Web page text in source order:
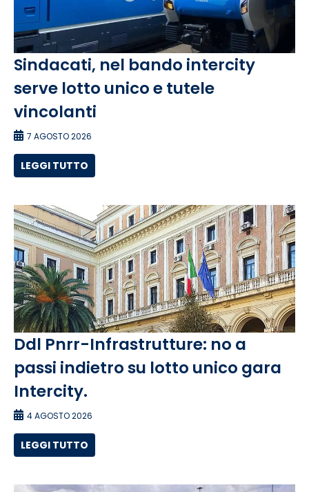
Sindacati, nel bando intercity
serve lotto unico e tutele
vincolanti
7 AGOSTO 2026
LEGGI TUTTO
Ddl Pnrr-Infrastrutture: no a
passi indietro su lotto unico gara
Intercity.
4 AGOSTO 2026
LEGGI TUTTO